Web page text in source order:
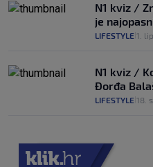
N1 kviz /
je
LIFESTYLE 1. lip.
N1 kviz /
Đorđa
LIFESTYLE 18.